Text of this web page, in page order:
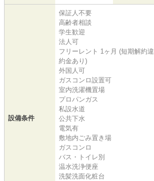
設備条件
保証人不要
高齢者相談
学生歓迎
法人可
フリーレント 1ヶ月 (短期解約違
約金あり)
外国人可
ガスコンロ設置可
室内洗濯機置場
プロパンガス
私設水道
公共下水
電気有
敷地内ごみ置き場
ガスコンロ
バス・トイレ別
温水洗浄便座
洗髪洗面化粧台